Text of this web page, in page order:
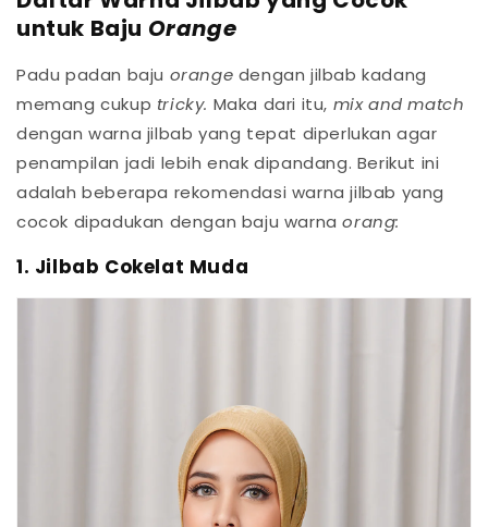
untuk Baju Orange
Padu padan baju orange dengan jilbab kadang
memang cukup tricky. Maka dari itu, mix and match
dengan warna jilbab yang tepat diperlukan agar
penampilan jadi lebih enak dipandang. Berikut ini
adalah beberapa rekomendasi warna jilbab yang
cocok dipadukan dengan baju warnaorang:
1. Jilbab Cokelat Muda